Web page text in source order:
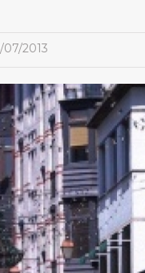
07/2013